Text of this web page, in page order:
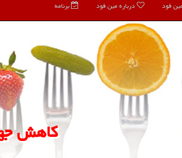
فود درباره مین فود برنامه
كاهش